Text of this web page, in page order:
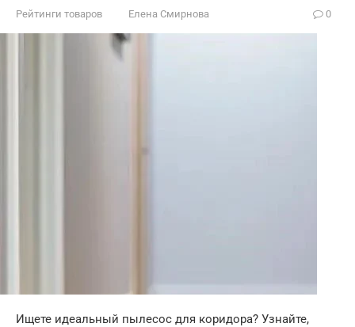
Рейтинги товаров Елена Смирнова 0
Ищете идеальный пылесос для коридора? Узнайте,